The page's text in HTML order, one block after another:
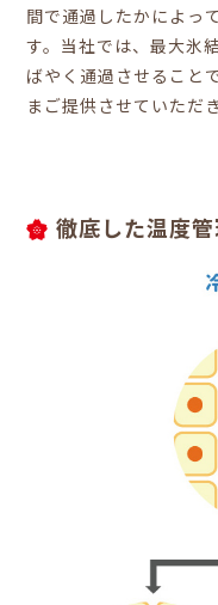
間で通過したかによっ
す。当社では、最大
ばやく通過させること
まご提供させていただ
徹底した温度